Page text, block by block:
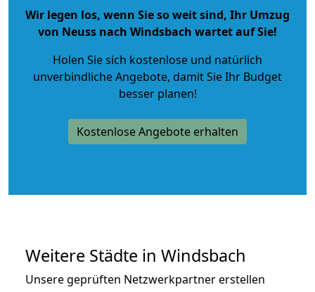
Wir legen los, wenn Sie so weit sind, Ihr Umzug
von Neuss nach Windsbach wartet auf Sie!
Holen Sie sich kostenlose und natürlich
unverbindliche Angebote, damit Sie Ihr Budget
besser planen!
Kostenlose Angebote erhalten
Weitere Städte in Windsbach
Unsere geprüften Netzwerkpartner erstellen